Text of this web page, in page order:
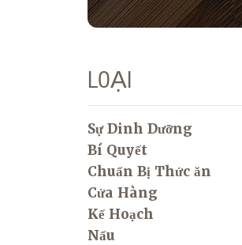
LOẠI
Sự Dinh Dưỡng
Bí Quyết
Chuẩn Bị Thức ăn
Cửa Hàng
Kế Hoạch
Nấu